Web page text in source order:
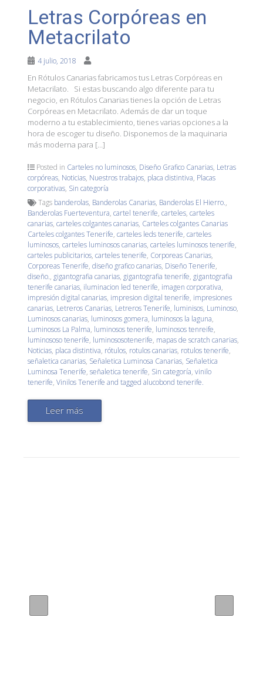
Letras Corpóreas en
Metacrilato
4 julio, 2018
En Rótulos Canarias fabricamos tus Letras Corpóreas en
Metacrilato. Si estas buscando algo diferente para tu
negocio, en Rótulos Canarias tienes la opción de Letras
Corpóreas en Metacrilato. Además de dar un toque
moderno a tu establecimiento, tienes varias opciones a la
hora de escoger tu diseño. Disponemos de la maquinaria
más moderna para […]
Posted in Carteles no luminosos, Diseño Grafico Canarias, Letras
corpóreas, Noticias, Nuestros trabajos, placa distintiva, Placas
corporativas, Sin categoría
Tags banderolas, Banderolas Canarias, Banderolas El Hierro.,
Banderolas Fuerteventura,cartel tenerife,carteles,carteles
canarias,carteles colgantes canarias, Carteles colgantes Canarias
Carteles colgantes Tenerife,carteles leds tenerife,carteles
luminosos,carteles luminosos canarias,carteles luminosos tenerife,
carteles publicitarios,carteles tenerife, Corporeas Canarias,
Corporeas Tenerife,diseño grafico canarias, Diseño Tenerife,
diseño., gigantografia canarias, gigantografia tenerife, gigantografia
tenerife canarias, iluminacion led tenerife, imagen corporativa,
impresión digital canarias, impresion digital tenerife, impresiones
canarias, Letreros Canarias, Letreros Tenerife, luminisos, Luminoso,
Luminosos canarias, luminosos gomera, luminosos la laguna,
Luminosos La Palma, luminosos tenerife, luminosos tenreife,
luminososo tenerife, luminososotenerife, mapas de scratch canarias,
Noticias, placa distintiva, rótulos, rotulos canarias, rotulos tenerife,
señaletica canarias, Señaletica Luminosa Canarias, Señaletica
Luminosa Tenerife,señaletica tenerife, Sin categoría,vinilo
tenerife,Vinilos Tenerife and tagged alucobond tenerife.
Leer más